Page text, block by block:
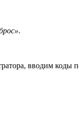
.
вводим коды